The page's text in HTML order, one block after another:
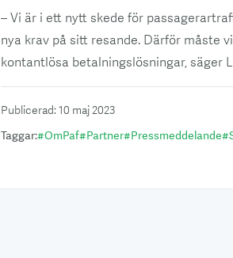
– Vi är i ett nytt skede för
nya krav på sitt resande. Därför måste
kontantlösa betalningslösningar, säger
Publicerad:10 maj 2023
Taggar:#OmPaf#Partner#Pressmeddelande#